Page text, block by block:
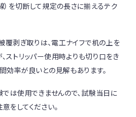
）を切断して規定の長さに揃えるテク
覆剥ぎ取りは、電工ナイフで机の上を
ストリッパー使用時よりも切り口をき
効率が良いとの見解もあります。
では使用できませんので、試験当日に
をしてください。